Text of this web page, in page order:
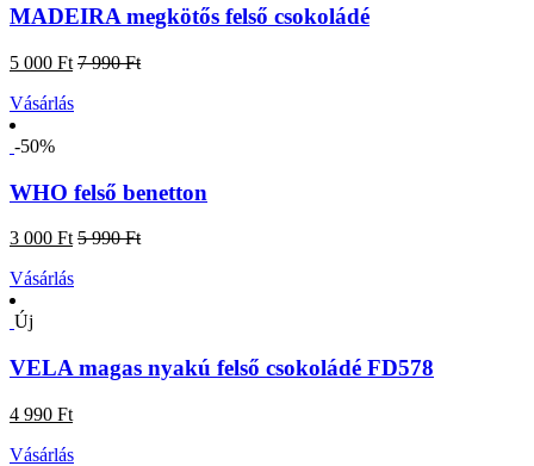
MADEIRA megkötős felső csokoládé
5 000 Ft 7 990 Ft
Vásárlás
-50%
WHO felső benetton
3 000 Ft 5 990 Ft
Vásárlás
Új
VELA magas nyakú felső csokoládé FD578
4 990 Ft
Vásárlás